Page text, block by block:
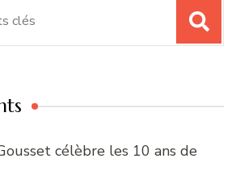
célèbre les 10 ans de